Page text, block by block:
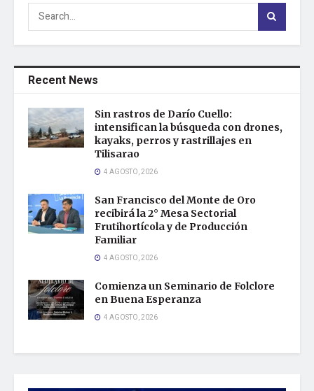
Recent News
Sin rastros de Darío Cuello:
intensifican la búsqueda con drones,
kayaks, perros y rastrillajes en
Tilisarao
4 AGOSTO, 2026
San Francisco del Monte de Oro
recibirá la 2° Mesa Sectorial
Frutihortícola y de Producción
Familiar
4 AGOSTO, 2026
Comienza un Seminario de Folclore
en Buena Esperanza
4 AGOSTO, 2026